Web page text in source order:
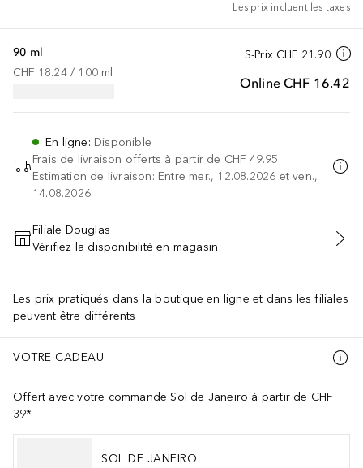
Les prix incluent les taxes
S-Prix CHF 21.90
Online CHF 16.42
90 ml
CHF 18.24 / 100 ml
En ligne: Disponible
Frais de livraison offerts à partir de CHF 49.95
Estimation de livraison: Entre mer., 12.08.2026 et ven.,
14.08.2026
AJOUTER AU PANIER
Filiale Douglas
Vérifiez la disponibilité en magasin
Les prix pratiqués dans la boutique en ligne et dans les filiales
peuvent être différents
VOTRE CADEAU
Offert avec votre commande Sol de Janeiro à partir de CHF
39*
SOL DE JANEIRO